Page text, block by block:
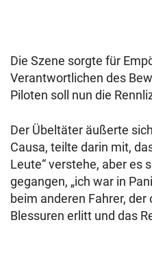
Die Szene sorgte für
Verantwortlichen des
Piloten soll nun die
Der Übeltäter äußerte
Causa, teilte darin mit,
Leute“ verstehe, aber es
gegangen, „ich war in
beim anderen Fahrer,
Blessuren erlitt und das